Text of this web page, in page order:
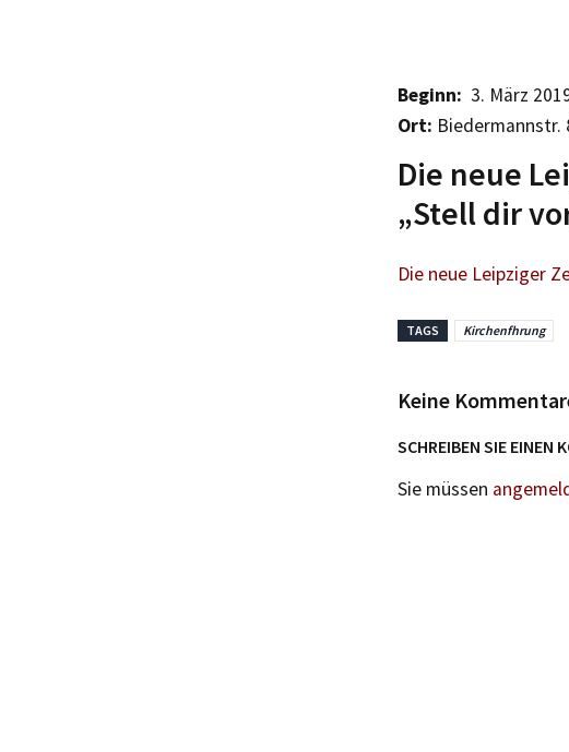
Beginn: 3. März
Ort: Biedermannstr.
Die neue
„Stell dir
Die neue Leipziger
TAGS Kirchenfhrung
Keine
SCHREIBEN SIE EINEN
Sie müssen